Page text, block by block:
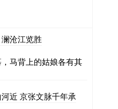
沧江览胜
马背上的姑娘各有其
近 京张文脉千年承